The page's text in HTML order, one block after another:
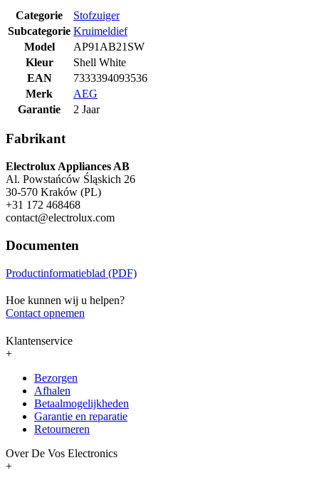
Categorie
Stofzuiger
Subcategorie Kruimeldief
Model
AP91AB21SW
Kleur
Shell White
EAN
7333394093536
Merk
AEG
Garantie
2 Jaar
Fabrikant
Electrolux Appliances AB
Al. Powstańców Śląskich 26
30-570 Kraków (PL)
+31 172 468468
contact@electrolux.com
Documenten
Productinformatieblad (PDF)
Hoe kunnen wij u helpen?
Contact opnemen
Klantenservice
+
Bezorgen
Afhalen
Betaalmogelijkheden
Garantie en reparatie
Retourneren
Over De Vos Electronics
+